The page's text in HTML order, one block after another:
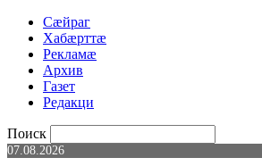
Сæйраг
Хабæрттæ
Рекламæ
Архив
Газет
Редакци
Поиск
07.08.2026